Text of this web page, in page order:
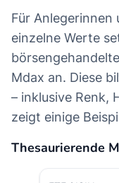
Für Anlegerinnen
einzelne Werte
Mdax an. Diese
– inklusive Renk,
zeigt einige
Thesaurierende